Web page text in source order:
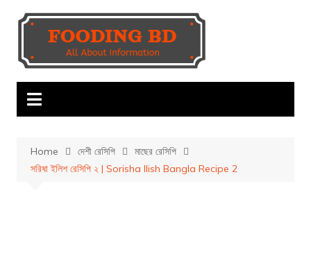
Home দেশী রেসিপি
মাছের রেসিপি
সরিষা ইলিশ রেসিপি ২ | Sorisha Ilish Bangla Recipe 2